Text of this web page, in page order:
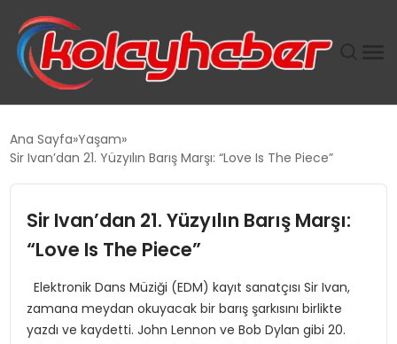
TANYER YAPI ZEMIN MÜHENDISLIĞINDE HEDEF
TOROSLAR’DA PAZAR GERGİNLİĞİ!
Ana Sayfa Yaşam
Sir Ivan’dan 21. Yüzyılın Barış Marşı: “Love Is The Piece”
Sir Ivan’dan 21. Yüzyılın Barış Marşı:
“Love Is The Piece”
Elektronik Dans Müziği (EDM) kayıt sanatçısı Sir Ivan,
zamana meydan okuyacak bir barış şarkısını birlikte
yazdı ve kaydetti. John Lennon ve Bob Dylan gibi 20.